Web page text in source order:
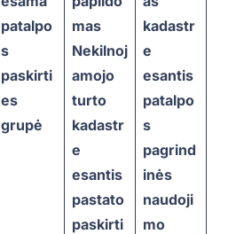
patalpo
s
paskirti
es
grupė
mas
Nekilnoj
amojo
turto
kadastr
e
esantis
pastato
paskirti
kadastr
e
esantis
patalpo
s
pagrind
inės
naudoji
mo